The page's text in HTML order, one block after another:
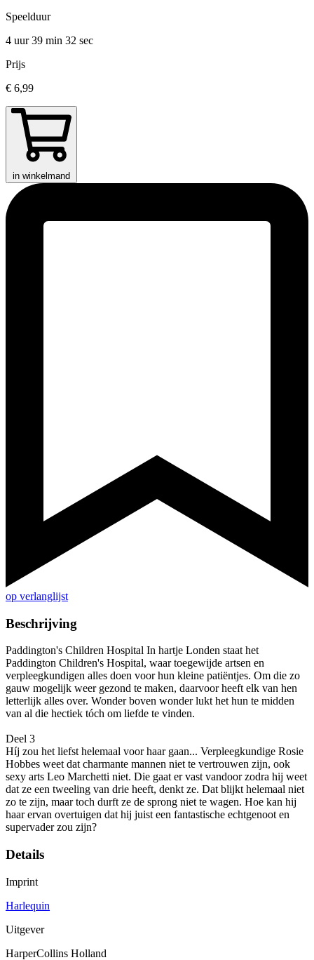
Speelduur
4 uur 39 min 32 sec
Prijs
€ 6,99
in winkelmand
op verlanglijst
Beschrijving
Paddington's Children Hospital In hartje Londen staat het
Paddington Children's Hospital, waar toegewijde artsen en
verpleegkundigen alles doen voor hun kleine patiëntjes. Om die zo
gauw mogelijk weer gezond te maken, daarvoor heeft elk van hen
letterlijk alles over. Wonder boven wonder lukt het hun te midden
van al die hectiek tóch om liefde te vinden.
Deel 3
Híj zou het liefst helemaal voor haar gaan... Verpleegkundige Rosie
Hobbes weet dat charmante mannen niet te vertrouwen zijn, ook
sexy arts Leo Marchetti niet. Die gaat er vast vandoor zodra hij weet
dat ze een tweeling van drie heeft, denkt ze. Dat blijkt helemaal niet
zo te zijn, maar toch durft ze de sprong niet te wagen. Hoe kan hij
haar ervan overtuigen dat hij juist een fantastische echtgenoot en
supervader zou zijn?
Details
Imprint
Harlequin
Uitgever
HarperCollins Holland